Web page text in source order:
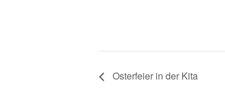
Osterfeier in der Kita